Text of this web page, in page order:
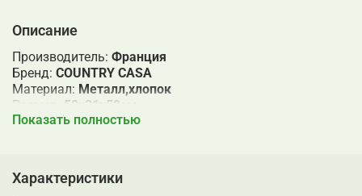
Описание
Производитель: Франция
Бренд: COUNTRY CASA
Материал: Металл,хлопок
Размер:
50x31x50см
Страна бренда: ФРАНЦИЯ
Показать полностью
Характеристики